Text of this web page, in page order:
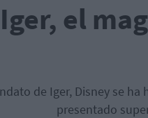
el
de Iger, Disney se
presentado